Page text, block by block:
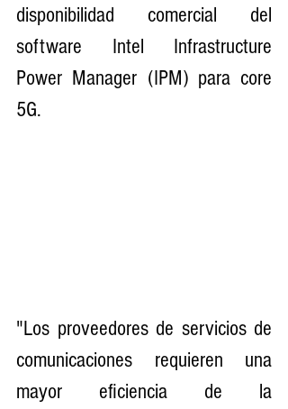
disponibilidad comercial del
software Intel Infrastructure
Power Manager (IPM) para core
5G.
"Los proveedores de servicios de
comunicaciones requieren una
mayor eficiencia de la